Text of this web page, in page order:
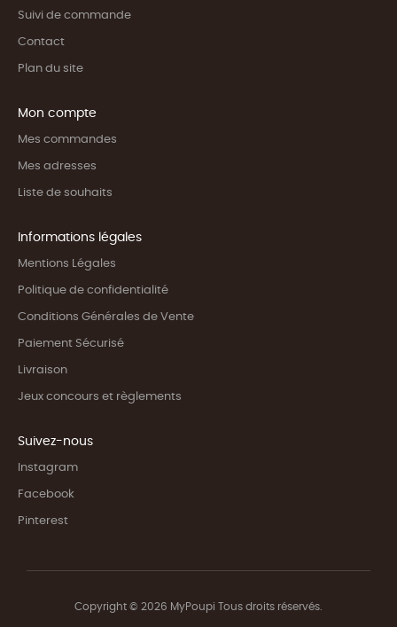
Suivi de commande
Contact
Plan du site
Mon compte
Mes commandes
Mes adresses
Liste de souhaits
Informations légales
Mentions Légales
Politique de confidentialité
Conditions Générales de Vente
Paiement Sécurisé
Livraison
Jeux concours et règlements
Suivez-nous
Instagram
Facebook
Pinterest
Copyright © 2026 MyPoupi Tous droits réservés.